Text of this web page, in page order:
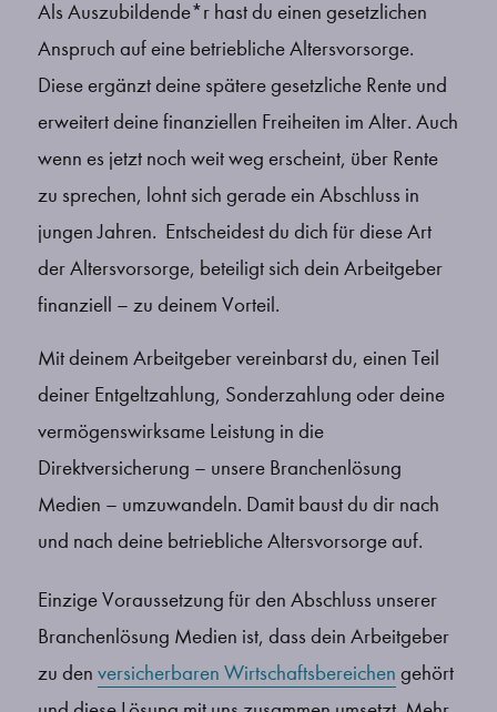
Als Auszubildende*r hast du einen gesetzlichen
Anspruch auf eine betriebliche Altersvorsorge.
Diese ergänzt deine spätere gesetzliche Rente und
erweitert deine finanziellen Freiheiten im Alter. Auch
wenn es jetzt noch weit weg erscheint, über Rente
zu sprechen, lohnt sich gerade ein Abschluss in
jungen Jahren. Entscheidest du dich für diese Art
der Altersvorsorge, beteiligt sich dein Arbeitgeber
finanziell – zu deinem Vorteil.
Mit deinem Arbeitgeber vereinbarst du, einen Teil
deiner Entgeltzahlung, Sonderzahlung oder deine
vermögenswirksame Leistung in die
Direktversicherung – unsere Branchenlösung
Medien – umzuwandeln. Damit baust du dir nach
und nach deine betriebliche Altersvorsorge auf.
Einzige Voraussetzung für den Abschluss unserer
Branchenlösung Medien ist, dass dein Arbeitgeber
zu den versicherbaren Wirtschaftsbereichen gehört